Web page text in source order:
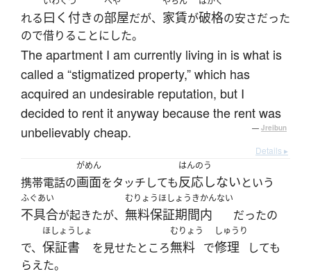
れる曰く付きの部屋だが、 家賃が破格の安さだった
ので借りることにした。
The apartment I am currently living in is what is
called a “stigmatized property,” which has
acquired an undesirable reputation, but I
decided to rent it anyway because the rent was
unbelievably cheap.
— Jreibun
Details ▸
携帯電話の
がめん
画面をタッチしても
はんのう
反応しないという
ふぐあい
不具合が起きたが、
むりょうほしょうきかんない
無料保証期間内 だったの
で、
ほしょうしょ
保証書 を見せたところ
むりょう
無料 で
しゅうり
修理
しても
らえた。